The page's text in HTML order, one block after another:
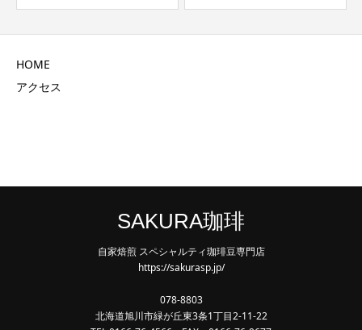
HOME
アクセス
SAKURA珈琲
自家焙煎 スペシャルティ珈琲豆専門店
https://sakurasp.jp/
078-8803
北海道旭川市緑が丘東3条1丁目2-11-22